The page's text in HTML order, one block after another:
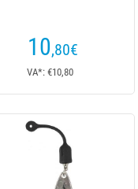
10,80€
VA*: €10,80